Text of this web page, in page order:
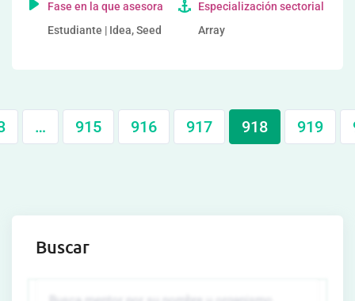
Fase en la que asesora
Estudiante | Idea, Seed
Especialización sectorial
Array
… 915 916 917 918 919
Buscar